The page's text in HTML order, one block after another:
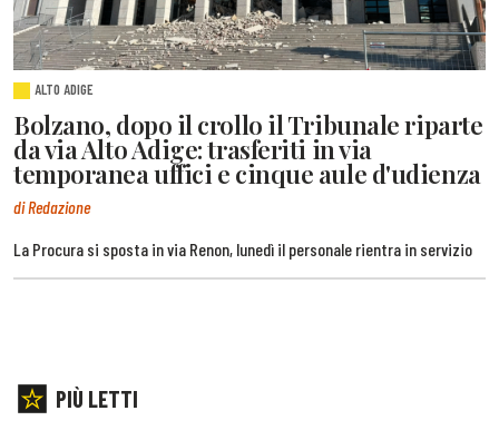
ALTO ADIGE
Bolzano, dopo il crollo il Tribunale riparte
da via Alto Adige: trasferiti in via
temporanea uffici e cinque aule d'udienza
di Redazione
La Procura si sposta in via Renon, lunedì il personale rientra in servizio
PIÙ LETTI